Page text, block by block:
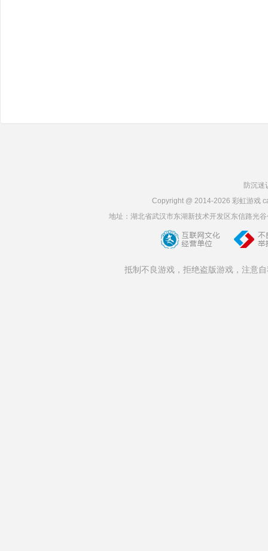
防沉迷
Copyright @ 2014-2026 彩虹游戏
地址：湖北省武汉市东湖新技术开发区东信路光
抵制不良游戏，拒绝盗版游戏，注意